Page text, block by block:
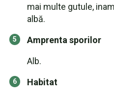
mai multe gutule,
albă.
Amprenta sporilor
Alb.
Habitat